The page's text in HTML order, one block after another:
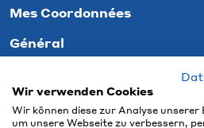
Mes Coordonnées
Général
Wir verwenden Cookies
Wir können diese zur Analyse
um unsere Webseite zu verbessern,